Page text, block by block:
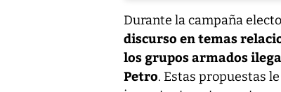
Durante la campaña
discurso en temas
los grupos armados
Petro. Estas propuestas